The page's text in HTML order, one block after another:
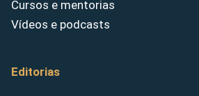
Cursos e mentorias
Vídeos e podcasts
Editorias